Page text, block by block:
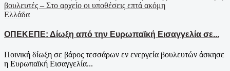
Ελλάδα
ΟΠΕΚΕΠΕ: Δίωξη από την Ευρωπαϊκή Εισαγγελία σε...
Ποινική δίωξη σε βάρος τεσσάρων εν ενεργεία βουλευτών άσκησε
η Ευρωπαϊκή Εισαγγελία...